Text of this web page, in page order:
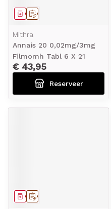
Op voorschrift
Geneesmiddel
Mithra
Annais 20 0,02mg/3mg
Filmomh Tabl 6 X 21
€ 43,95
Reserveer
Op voorschrift
Geneesmiddel